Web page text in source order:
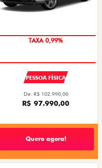
TAXA 0,99%
PESSOA FÍSICA
De: R$ 102.990,00
R$ 97.990,00
Quero agora!